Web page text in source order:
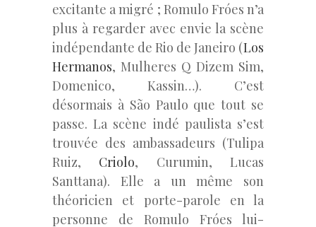
excitante a migré ; Romulo Fróes n’a
plus à regarder avec envie la scène
indépendante de Rio de Janeiro (Los
Hermanos, Mulheres Q Dizem Sim,
Domenico, Kassin…). C’est
désormais à São Paulo que tout se
passe. La scène indé paulista s’est
trouvée des ambassadeurs (Tulipa
Ruiz, Criolo, Curumin, Lucas
Santtana). Elle a un même son
théoricien et porte-parole en la
personne de Romulo Fróes lui-